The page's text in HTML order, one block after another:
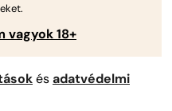
vagyok 18+
ésadatvédelmi